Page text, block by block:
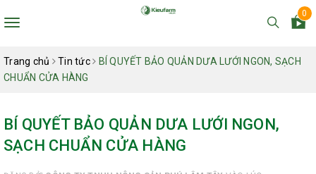
Toggle
0
Trang chủ Tin tức
BÍ QUYẾT BẢO QUẢN DƯA LƯỚI NGON, SẠCH
CHUẨN CỬA HÀNG
BÍ QUYẾT BẢO QUẢN DƯA LƯỚI NGON,
SẠCH CHUẨN CỬA HÀNG